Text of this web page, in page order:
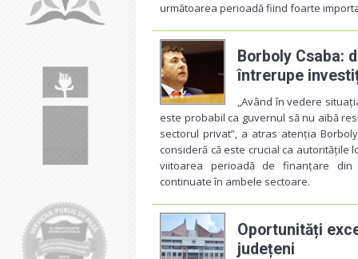
următoarea perioadă fiind foarte
Borboly Csaba:
întrerupe
„Având în vedere
este probabil ca guvernul să nu aibă
sectorul privat”, a atras atenția
consideră că este crucial ca autoritățile
viitoarea perioadă de finanțare din
continuate în ambele sectoare.
Oportunități
județeni